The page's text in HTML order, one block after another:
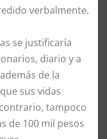
verbalmente.
se justificaría
diario y a
de la
sus vidas
tampoco
de 100 mil pesos